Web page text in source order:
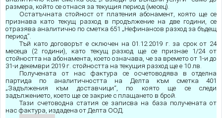
размера, който се отнася за текущия период (месец).
Остатъчната стойност от платения абонамент, която ще се
признава като текущ разход в продължение на две години, се
отразява аналитично по сметка 651 „Нефинансов разход за бъдещ
период”.
Тъй като договорът е сключен на 01.12.2019 г. за срок от 24
месеца (2 години), като текущ разход ще се признае 1/24 от
стойността на абонамента, което означава, че за времето от 1-и до
31-и декември 2019 г. стойността на текущия разход ще е 10 лв.
Получената от нас фактура се осчетоводява в отделна
партида по аналитичността на Делта към сметка 401
„Задължения към доставчици“, по която ще се следи
задължението, което ще се закрие с плащането в брой.
Тази счетоводна статия се записва на база получената от
нас фактура, издадена от Делта ООД.